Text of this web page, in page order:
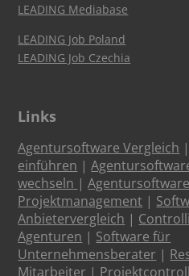
LEADING Mediabase
LEADING Job Poland
LEADING Job Czechia
Links
Agentursoftware Vergleich
einführen |
wechseln |
Projektmanagement |
Anbietervergleich |
Agenturen | Software für
Unternehmensberater |
Mitarbeiter |